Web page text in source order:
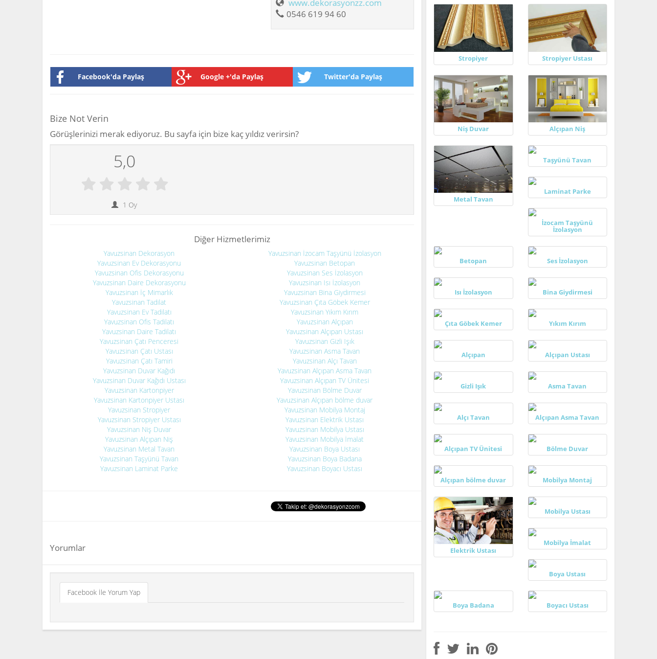
www.dekorasyonzz.com
0546 619 94 60
Facebook'da Paylaş Google +'da Paylaş Twitter'da Paylaş
Bize Not Verin
Görüşlerinizi merak ediyoruz. Bu sayfa için bize kaç yıldız verirsin?
5,0
1 Oy
Diğer Hizmetlerimiz
Yavuzsinan Dekorasyon
Yavuzsinan Ev Dekorasyonu
Yavuzsinan Ofis Dekorasyonu
Yavuzsinan Daire Dekorasyonu
Yavuzsinan İç Mimarlık
Yavuzsinan Tadilat
Yavuzsinan Ev Tadilatı
Yavuzsinan Ofis Tadilatı
Yavuzsinan Daire Tadilatı
Yavuzsinan Çatı Penceresi
Yavuzsinan Çatı Ustası
Yavuzsinan Çatı Tamiri
Yavuzsinan Duvar Kağıdı
Yavuzsinan Duvar Kağıdı Ustası
Yavuzsinan Kartonpiyer
Yavuzsinan Kartonpiyer Ustası
Yavuzsinan Stropiyer
Yavuzsinan Stropiyer Ustası
Yavuzsinan Niş Duvar
Yavuzsinan Alçıpan Niş
Yavuzsinan Metal Tavan
Yavuzsinan Taşyünü Tavan
Yavuzsinan Laminat Parke
Yavuzsinan İzocam Taşyünü İzolasyon
Yavuzsinan Betopan
Yavuzsinan Ses İzolasyon
Yavuzsinan Isı İzolasyon
Yavuzsinan Bina Giydirmesi
Yavuzsinan Çıta Göbek Kemer
Yavuzsinan Yıkım Kırım
Yavuzsinan Alçıpan
Yavuzsinan Alçıpan Ustası
Yavuzsinan Gizli Işık
Yavuzsinan Asma Tavan
Yavuzsinan Alçı Tavan
Yavuzsinan Alçıpan Asma Tavan
Yavuzsinan Alçıpan TV Ünitesi
Yavuzsinan Bölme Duvar
Yavuzsinan Alçıpan bölme duvar
Yavuzsinan Mobilya Montaj
Yavuzsinan Elektrik Ustası
Yavuzsinan Mobilya Ustası
Yavuzsinan Mobilya İmalat
Yavuzsinan Boya Ustası
Yavuzsinan Boya Badana
Yavuzsinan Boyacı Ustası
Yorumlar
Facebook İle Yorum Yap
Stropiyer Stropiyer Ustası
Niş Duvar Alçıpan Niş
Metal Tavan
Taşyünü Tavan
Laminat Parke
İzocam Taşyünü
İzolasyon
Betopan Ses İzolasyon
Isı İzolasyon Bina Giydirmesi
Çıta Göbek Kemer Yıkım Kırım
Alçıpan Alçıpan Ustası
Gizli Işık Asma Tavan
Alçı Tavan Alçıpan Asma Tavan
Alçıpan TV Ünitesi Bölme Duvar
Alçıpan bölme duvar Mobilya Montaj
Elektrik Ustası
Mobilya Ustası
Mobilya İmalat
Boya Ustası
Boya Badana Boyacı Ustası